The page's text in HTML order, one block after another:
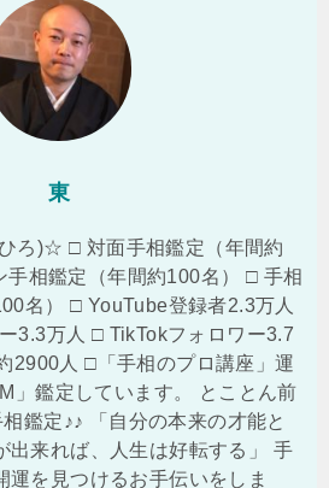
東
ろ)☆ □ 対面手相鑑定（年間約
相鑑定（年間約100名） □ 手相
名） □ YouTube登録者2.3万人
3.3万人 □ TikTokフォロワー3.7
2900人 □「手相のプロ講座」運
」鑑定しています。 とことん前
鑑定♪♪ 「自分の本来の才能と
出来れば、人生は好転する」 手
運を見つけるお手伝いをしま